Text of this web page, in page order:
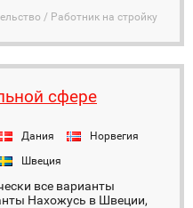
/ Работник на стройку
сфере
Дания
Норвегия
Швеция
все варианты
Нахожусь в Швеции,